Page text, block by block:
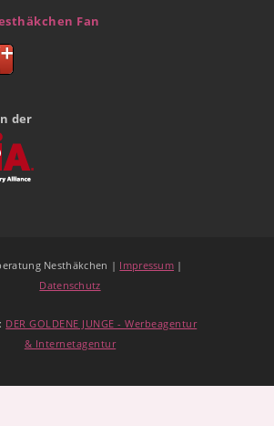
Fan
der
Nesthäkchen | Impressum |
Datenschutz
DER GOLDENE JUNGE - Werbeagentur
& Internetagentur